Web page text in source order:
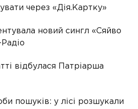
через «Дія.Картку»
новий сингл «Сяйво
відбулася Патріарша
пошуків: у лісі розшукали